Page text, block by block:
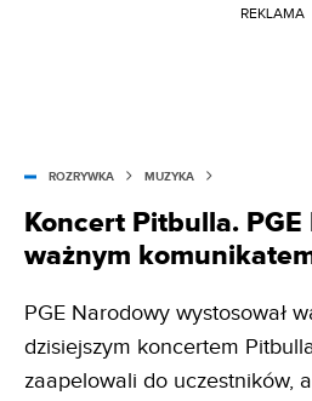
REKLAMA
ROZRYWKA MUZYKA
Koncert Pitbulla.
ważnym
PGE Narodowy wystosował
dzisiejszym koncertem
zaapelowali do uczestników,